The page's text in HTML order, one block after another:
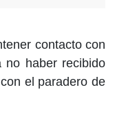
contacto con
no haber recibido
el paradero de